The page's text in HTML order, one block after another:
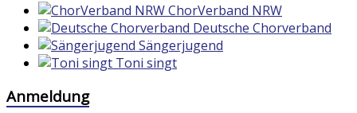
ChorVerband NRW
Deutsche Chorverband
Sängerjugend
Toni singt
Anmeldung